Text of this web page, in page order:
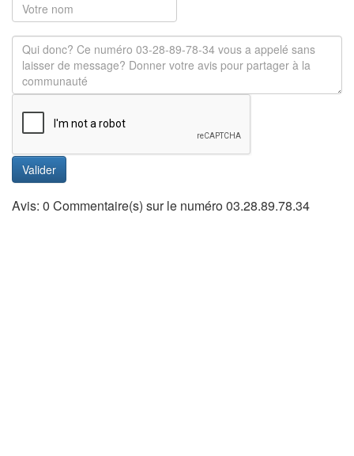
Valider
Avis: 0 Commentaire(s) sur le numéro 03.28.89.78.34